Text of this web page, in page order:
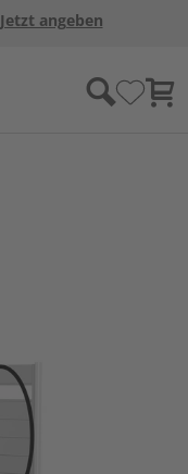
Jetzt angeben